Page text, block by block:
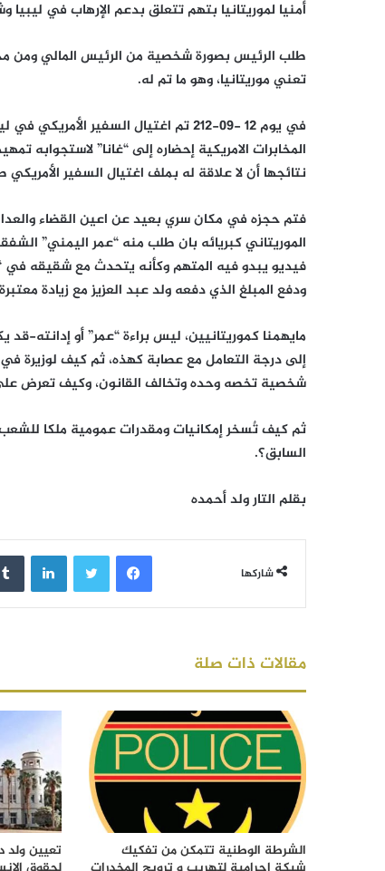
أمنيا لموريتانيا بتهم تتعلق بدعم الإرهاب في ليبيا
طلب الرئيس بصورة شخصية من الرئيس المالي ومن
تعني موريتانيا، وهو ما تم له.
في يوم 12 -09-212 تم اغتيال السفير
المخابرات الامريكية إحضاره إلى “غانا” لاستجوابه
نتائجها أن لا علاقة له بملف اغتيال السفير الأمريكي
فتم حجزه في مكان سري بعيد عن اعين القضاء
الموريتاني كبريائه بان طلب منه “عمر اليمني”
فيديو يبدو فيه المتهم وكأنه يتحدث مع شقيقه في
ودفع المبلغ الذي دفعه ولد عبد العزيز مع زيادة
مايهمنا كموريتانيين، ليس براءة “عمر” أو إدانته-
إلى درجة التعامل مع عصابة كهذه، ثم كيف
شخصية تخصه وحده وتخالف القانون، وكيف تعرض على
ثم كيف تٌسخر إمكانيات ومقدرات عمومية ملكا
السابق؟.
بقلم التار ولد أحمده
شاركها
فيسبوك لينكدإن
مقالات ذات صلة
الشرطة الوطنية تتمكن من تفكيك
تعيين ولد